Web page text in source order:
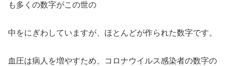
も多くの数字がこの世の
中をにぎわしていますが、ほとんどが作られた数字です。
血圧は病人を増やすため、コロナウイルス感染者の数字の